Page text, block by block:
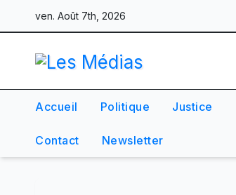
to
content
ven. Août 7th, 2026
Accueil Politique Justice
Contact Newsletter